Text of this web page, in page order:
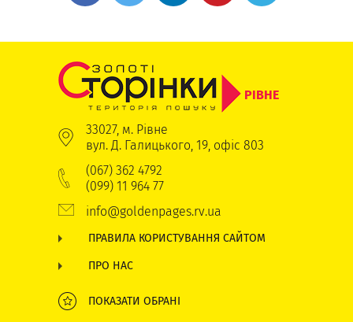
РІВНЕ
33027, м. Рівне
вул. Д. Галицького, 19, офіс 803
(067) 362 4792
(099) 11 964 77
info@goldenpages.rv.ua
ПРАВИЛА КОРИСТУВАННЯ САЙТОМ
ПРО НАС
ПОКАЗАТИ ОБРАНІ